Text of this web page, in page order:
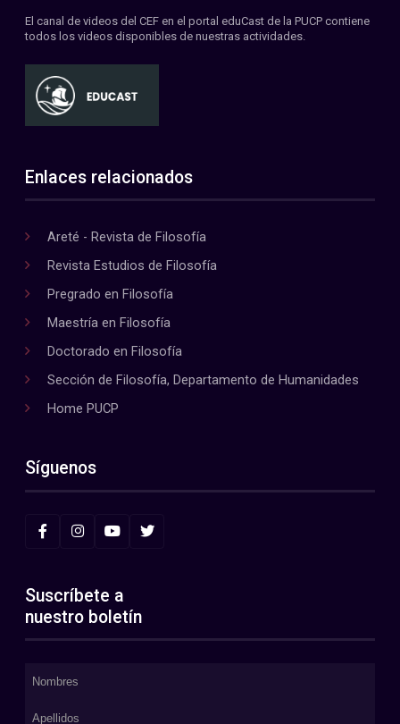
El canal de videos del CEF en el portal eduCast de la PUCP contiene
todos los videos disponibles de nuestras actividades.
Enlaces relacionados
Areté - Revista de Filosofía
Revista Estudios de Filosofía
Pregrado en Filosofía
Maestría en Filosofía
Doctorado en Filosofía
Sección de Filosofía, Departamento de Humanidades
Home PUCP
Síguenos
Suscríbete a
nuestro boletín